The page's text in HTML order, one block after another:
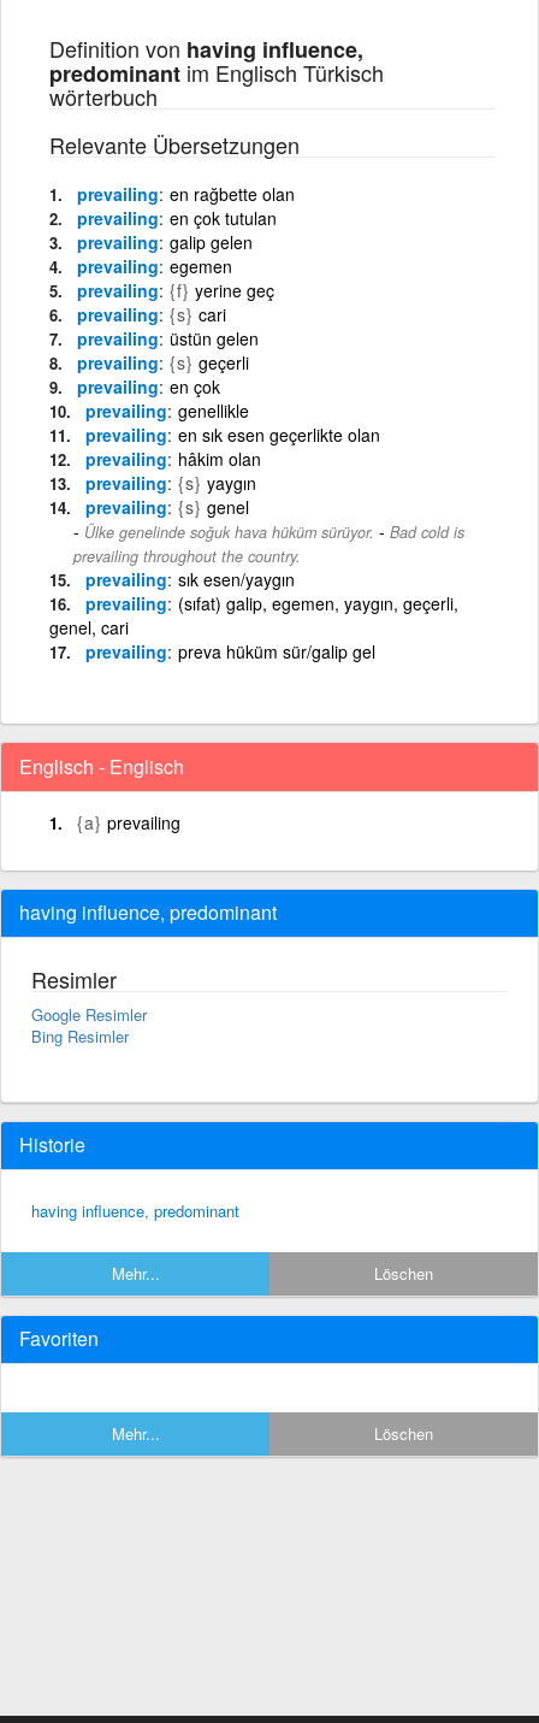
Definition von having influence,
predominant im Englisch Türkisch
wörterbuch
Relevante Übersetzungen
prevailing en rağbette olan
prevailing en çok tutulan
prevailing galip gelen
prevailing egemen
prevailing {f} yerine geç
prevailing {s} cari
prevailing üstün gelen
prevailing {s} geçerli
prevailing en çok
prevailing genellikle
prevailing en sık esen geçerlikte olan
prevailing hâkim olan
prevailing {s} yaygın
prevailing {s} genel
Ülke genelinde soğuk hava hüküm sürüyor. - Bad cold is
prevailing throughout the country.
prevailing sık esen/yaygın
prevailing (sıfat) galip, egemen, yaygın, geçerli,
genel, cari
prevailing preva hüküm sür/galip gel
Englisch - Englisch
{a} prevailing
having influence, predominant
Resimler
Google Resimler
Bing Resimler
Historie
having influence, predominant
Mehr... Löschen
Favoriten
Mehr... Löschen